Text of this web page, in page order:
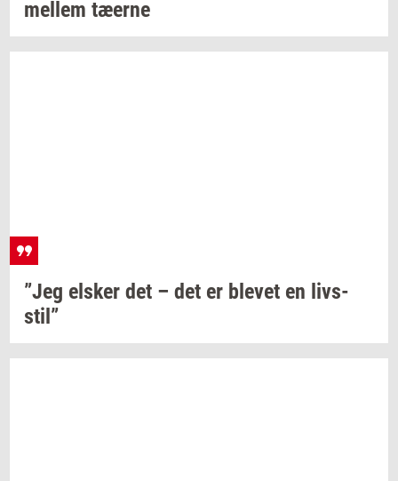
mel­lem tæ­er­ne
”Jeg el­sker det – det er ble­vet en livs­
stil”